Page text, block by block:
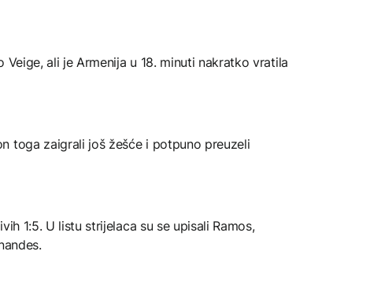
ali je Armenija u 18. minuti nakratko vratila
toga zaigrali još žešće i potpuno preuzeli
1:5. U listu strijelaca su se upisali Ramos,